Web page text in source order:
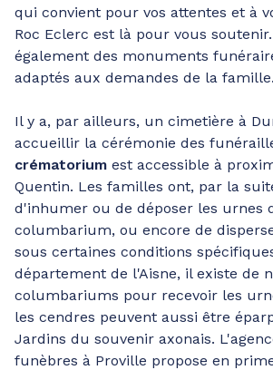
qui convient pour vos attentes et à
Roc Eclerc est là pour vous
également des monuments
adaptés aux demandes de la famille.
Il y a, par ailleurs, un cimetière à
accueillir la cérémonie des
crématorium est accessible à
Quentin. Les familles ont, par la
d'inhumer ou de déposer les urnes
columbarium, ou encore de
sous certaines conditions
département de l'Aisne, il existe de
columbariums pour recevoir les
les cendres peuvent aussi être
Jardins du souvenir axonais.
funèbres à Proville propose en